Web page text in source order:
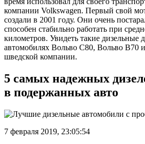
компании Volkswagen. Первый свой
создали в 2001 году. Они очень
способен стабильно работать при
километров. Увидеть такие дизельные
автомобилях Вольво С80, Вольво В70
шведской компании.
5 самых надежных
в подержанных авто
7 февраля 2019, 23:05:54